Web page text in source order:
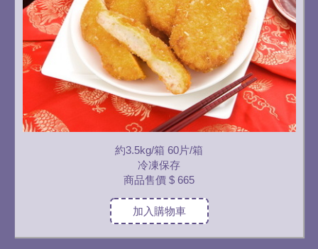
約3.5kg/箱 60片/箱
冷凍保存
商品售價 $ 665
加入購物車